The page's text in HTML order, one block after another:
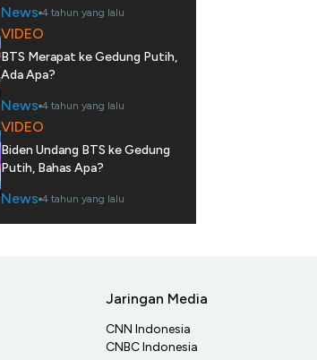
News 4 tahun yang lalu
VIDEO
BTS Merapat ke Gedung Putih,
Ada Apa?
News 4 tahun yang lalu
VIDEO
Biden Undang BTS ke Gedung
Putih, Bahas Apa?
News 4 tahun yang lalu
Jaringan Media
CNN Indonesia
CNBC Indonesia